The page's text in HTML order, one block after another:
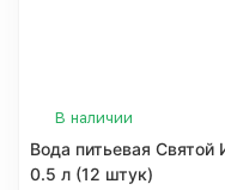
В наличии
Вода питьевая Святой
0.5 л (12 штук)